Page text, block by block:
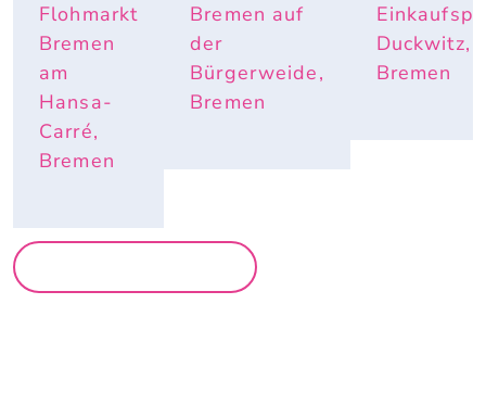
Flohmarkt
Bremen
am
Hansa-
Carré,
Bremen
Bremen auf
der
Bürgerweide,
Bremen
Duckwitz,
Bremen